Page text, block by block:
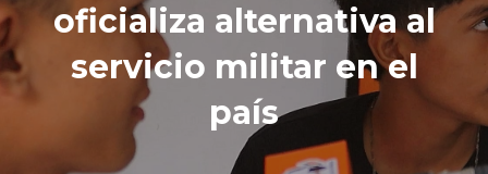
oficializa alternativa al
servicio militar en el
país